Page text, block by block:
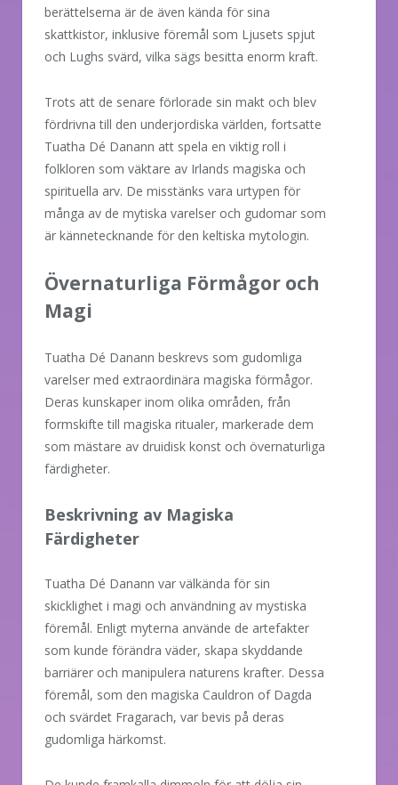
berättelserna är de även kända för sina
skattkistor, inklusive föremål som Ljusets spjut
och Lughs svärd, vilka sägs besitta enorm kraft.
Trots att de senare förlorade sin makt och blev
fördrivna till den underjordiska världen, fortsatte
Tuatha Dé Danann att spela en viktig roll i
folkloren som väktare av Irlands magiska och
spirituella arv. De misstänks vara urtypen för
många av de mytiska varelser och gudomar som
är kännetecknande för den keltiska mytologin.
Övernaturliga Förmågor och
Magi
Tuatha Dé Danann beskrevs som gudomliga
varelser med extraordinära magiska förmågor.
Deras kunskaper inom olika områden, från
formskifte till magiska ritualer, markerade dem
som mästare av druidisk konst och övernaturliga
färdigheter.
Beskrivning av Magiska
Färdigheter
Tuatha Dé Danann var välkända för sin
skicklighet i magi och användning av mystiska
föremål. Enligt myterna använde de artefakter
som kunde förändra väder, skapa skyddande
barriärer och manipulera naturens krafter. Dessa
föremål, som den magiska Cauldron of Dagda
och svärdet Fragarach, var bevis på deras
gudomliga härkomst.